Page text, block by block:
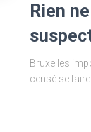
Rien
Bruxelles
censé se taire